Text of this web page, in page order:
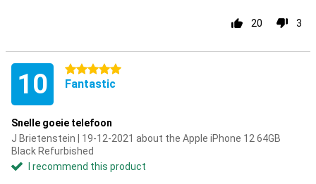
20 3
10 5 stars
Fantastic
Snelle goeie telefoon
J Brietenstein | 19-12-2021 about the Apple iPhone 12 64GB
Black Refurbished
I recommend this product